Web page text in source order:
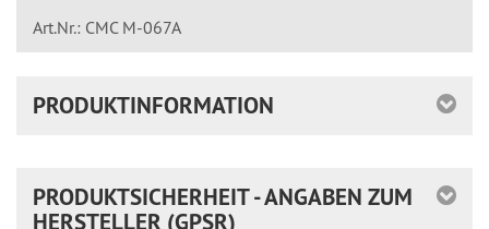
Art.Nr.: CMC M-067A
PRODUKTINFORMATION
PRODUKTSICHERHEIT - ANGABEN ZUM
HERSTELLER (GPSR)